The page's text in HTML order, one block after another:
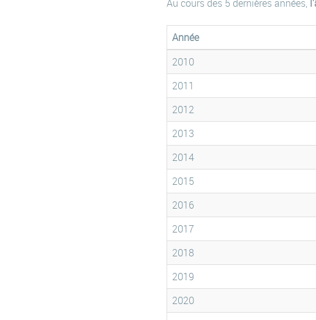
Au cours des 5 dernières années,
Année
2010
2011
2012
2013
2014
2015
2016
2017
2018
2019
2020